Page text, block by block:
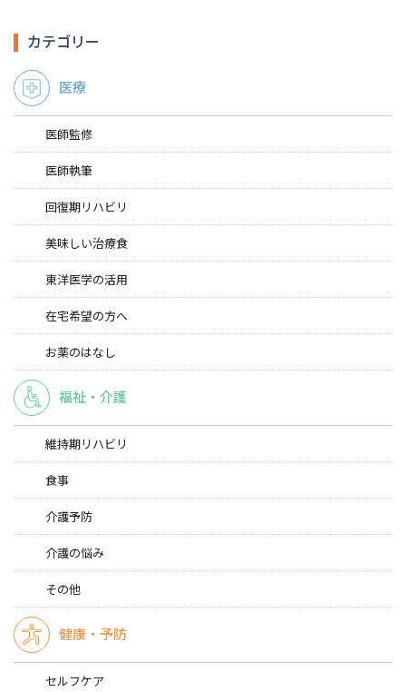
カテゴリー
医療
医師監修
医師執筆
回復期リハビリ
美味しい治療食
東洋医学の活用
在宅希望の方へ
お薬のはなし
福祉・介護
維持期リハビリ
食事
介護予防
介護の悩み
その他
健康・予防
セルフケア